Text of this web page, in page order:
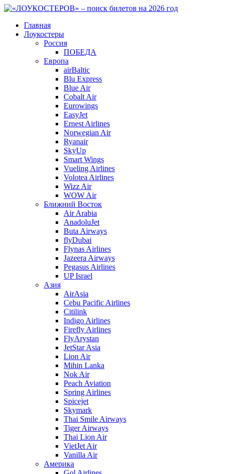
Главная
Лоукостеры
Россия
ПОБЕДА
Европа
airBaltic
Blu Express
Blue Air
Cobalt Air
Eurowings
EasyJet
Ernest Airlines
Norwegian Air
Ryanair
SkyUp
Smart Wings
Vueling Airlines
Volotea Airlines
Wizz Air
WOW Air
Ближний Восток
Air Arabia
AnadoluJet
Buta Airways
flyDubai
Flynas Airlines
Jazeera Airways
Pegasus Airlines
UP Israel
Азия
AirAsia
Cebu Pacific Airlines
Citilink
Indigo Airlines
Firefly Airlines
FlyArystan
JetStar Asia
Lion Air
Mihin Lanka
Nok Air
Peach Aviation
Spring Airlines
Spicejet
Skymark
Thai Smile Airways
Tiger Airways
Thai Lion Air
VietJet Air
Vanilla Air
Америка